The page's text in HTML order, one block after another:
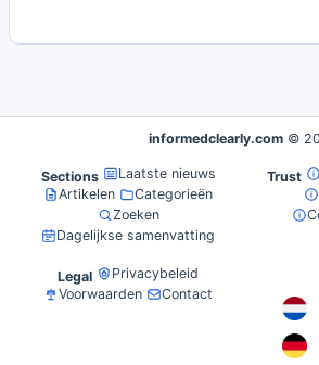
informedclearly.com ©
Sections
Laatste nieuws
Artikelen
Categorieën
Zoeken
Dagelijkse samenvatting
Trust
Legal
Privacybeleid
Voorwaarden
Contact